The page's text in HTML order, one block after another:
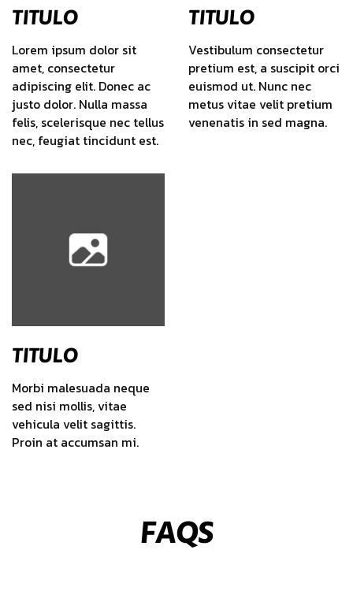
TITULO
Lorem ipsum dolor sit
amet, consectetur
adipiscing elit. Donec ac
justo dolor. Nulla massa
felis, scelerisque nec tellus
nec, feugiat tincidunt est.
TITULO
Vestibulum consectetur
pretium est, a suscipit orci
euismod ut. Nunc nec
metus vitae velit pretium
venenatis in sed magna.
TITULO
Morbi malesuada neque
sed nisi mollis, vitae
vehicula velit sagittis.
Proin at accumsan mi.
FAQS